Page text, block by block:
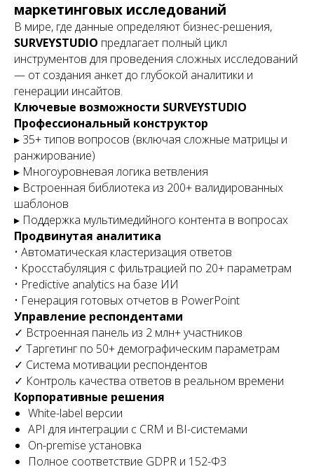
маркетинговых исследований
В мире, где данные определяют бизнес-решения,
SURVEYSTUDIO предлагает полный цикл
инструментов для проведения сложных исследований
— от создания анкет до глубокой аналитики и
генерации инсайтов.
Ключевые возможности SURVEYSTUDIO
Профессиональный конструктор
▸ 35+ типов вопросов (включая сложные матрицы и
ранжирование)
▸ Многоуровневая логика ветвления
▸ Встроенная библиотека из 200+ валидированных
шаблонов
▸ Поддержка мультимедийного контента в вопросах
Продвинутая аналитика
• Автоматическая кластеризация ответов
• Кросстабуляция с фильтрацией по 20+ параметрам
• Predictive analytics на базе ИИ
• Генерация готовых отчетов в PowerPoint
Управление респондентами
✓ Встроенная панель из 2 млн+ участников
✓ Таргетинг по 50+ демографическим параметрам
✓ Система мотивации респондентов
✓ Контроль качества ответов в реальном времени
Корпоративные решения
White-label версии
API для интеграции с CRM и BI-системами
On-premise установка
Полное соответствие GDPR и 152-ФЗ